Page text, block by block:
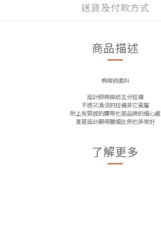
送貨及付款方式
商品描述
棉麻紡面料
設計師棉麻紡五分短褲
不透又清涼的短褲非它莫屬
附上有質感的腰帶也是品牌的細心處
寬管設計顯得腿細比例也非常好
了解更多